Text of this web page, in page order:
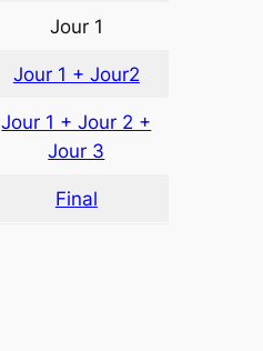
Jour 1
Jour 1 + Jour2
Jour 1 + Jour 2 +
Jour 3
Final